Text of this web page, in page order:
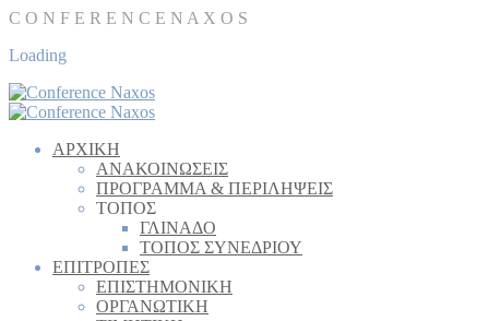
C O N F E R E N C E N A X O S
Loading
AΡΧΙΚΗ
ΑΝΑΚΟΙΝΩΣΕΙΣ
ΠΡΟΓΡΑΜΜΑ & ΠΕΡΙΛΗΨΕΙΣ
ΤΟΠΟΣ
ΓΛΙΝΑΔΟ
TΟΠΟΣ ΣΥΝΕΔΡΙΟΥ
ΕΠΙΤΡΟΠΕΣ
ΕΠΙΣΤΗΜΟΝΙΚΗ
ΟΡΓΑΝΩΤΙΚΗ